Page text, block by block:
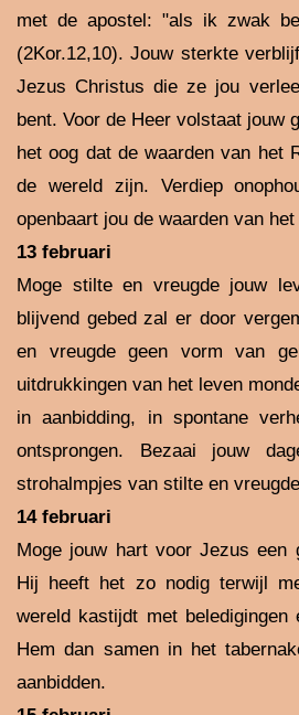
met de apostel: "als ik zwak
(2Kor.12,10). Jouw sterkte
Jezus Christus die ze jou
bent. Voor de Heer volstaat jouw
het oog dat de waarden van het
de wereld zijn. Verdiep
openbaart jou de waarden van
13 februari
Moge stilte en vreugde jouw
blijvend gebed zal er door
en vreugde geen vorm van
uitdrukkingen van het leven
in aanbidding, in spontane
ontsprongen. Bezaai jouw
strohalmpjes van stilte en
14 februari
Moge jouw hart voor Jezus een
Hij heeft het zo nodig terwijl
wereld kastijdt met beledigingen
Hem dan samen in het
aanbidden.